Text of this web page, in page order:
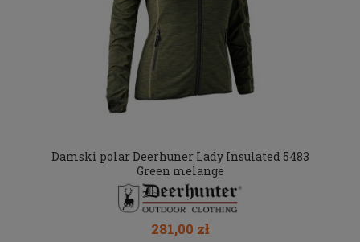
Damski polar Deerhuner Lady Insulated 5483
Green melange
281,00 zł